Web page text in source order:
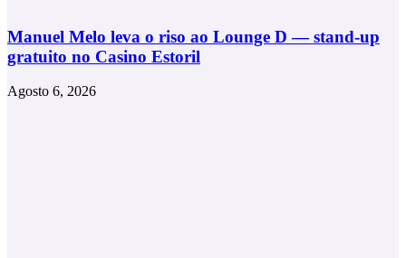
Manuel Melo leva o riso ao Lounge D — stand-up
gratuito no Casino Estoril
Agosto 6, 2026